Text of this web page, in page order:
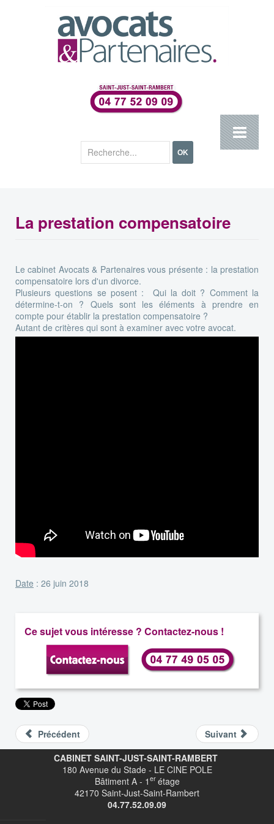
OK
La prestation compensatoire
Le cabinet Avocats & Partenaires vous présente : la prestation
compensatoire lors d'un divorce.
Plusieurs questions se posent : Qui la doit ? Comment la
détermine-t-on ? Quels sont les éléments à prendre en
compte pour établir la prestation compensatoire ?
Autant de critères qui sont à examiner avec votre avocat.
Date : 26 juin 2018
Ce sujet vous intéresse ? Contactez-nous !
Précédent
Suivant
CABINET SAINT-JUST-SAINT-RAMBERT
180 Avenue du Stade - LE CINE POLE
Bâtiment A - 1 er étage
42170 Saint-Just-Saint-Rambert
04.77.52.09.09